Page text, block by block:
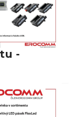
-